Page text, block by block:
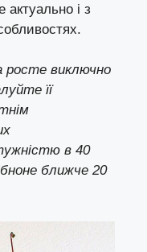
актуально і з
росте виключно
її
в 40
ближче 20